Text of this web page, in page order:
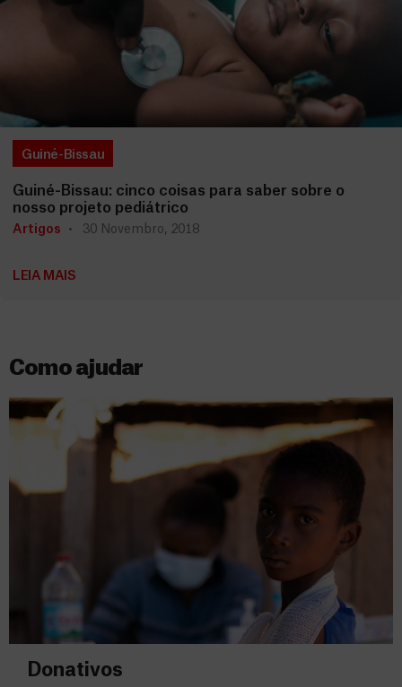
Guiné-Bissau
Guiné-Bissau: cinco coisas para saber sobre o
nosso projeto pediátrico
Artigos 30 Novembro, 2018
LEIA MAIS
Como ajudar
Donativos